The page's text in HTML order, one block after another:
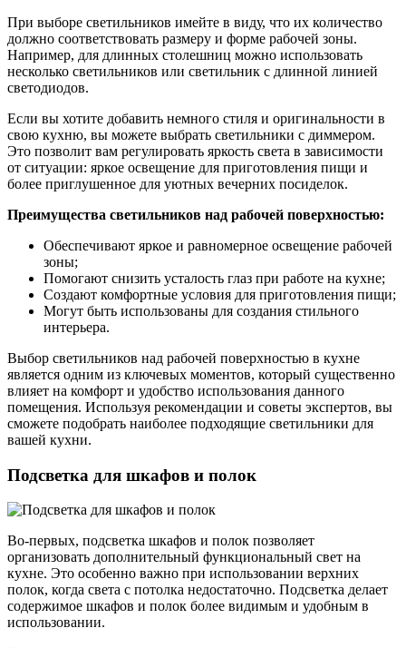
При выборе светильников имейте в виду, что их количество
должно соответствовать размеру и форме рабочей зоны.
Например, для длинных столешниц можно использовать
несколько светильников или светильник с длинной линией
светодиодов.
Если вы хотите добавить немного стиля и оригинальности в
свою кухню, вы можете выбрать светильники с диммером.
Это позволит вам регулировать яркость света в зависимости
от ситуации: яркое освещение для приготовления пищи и
более приглушенное для уютных вечерних посиделок.
Преимущества светильников над рабочей поверхностью:
Обеспечивают яркое и равномерное освещение рабочей
зоны;
Помогают снизить усталость глаз при работе на кухне;
Создают комфортные условия для приготовления пищи;
Могут быть использованы для создания стильного
интерьера.
Выбор светильников над рабочей поверхностью в кухне
является одним из ключевых моментов, который существенно
влияет на комфорт и удобство использования данного
помещения. Используя рекомендации и советы экспертов, вы
сможете подобрать наиболее подходящие светильники для
вашей кухни.
Подсветка для шкафов и полок
Во-первых, подсветка шкафов и полок позволяет
организовать дополнительный функциональный свет на
кухне. Это особенно важно при использовании верхних
полок, когда света с потолка недостаточно. Подсветка делает
содержимое шкафов и полок более видимым и удобным в
использовании.